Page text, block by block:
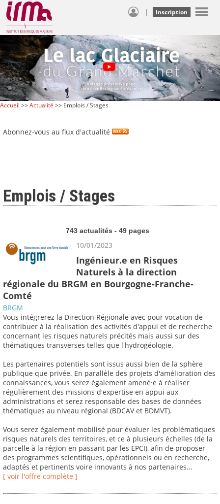
| Inscription
Accueil >>Actualité >> Emplois / Stages
Abonnez-vous au flux d'actualité
Emplois / Stages
743 actualités - 49 pages
10/01/2023
Ingénieur.e en Risques
Naturels à la direction
régionale du BRGM en Bourgogne-Franche-
Comté
BRGM
Vous intégrerez la Direction Régionale avec pour vocation de
contribuer à la réalisation des activités d'appui et de recherche
concernant les risques naturels précités mais aussi sur des
thématiques transverses telles que l'hydrogéologie.
Les partenaires potentiels sont issus aussi bien de la sphère
publique que privée. En parallèle des projets d'amélioration des
connaissances, vous serez également amené·e à réaliser
régulièrement des missions d'expertise en appui aux
administrations et serez responsable des bases de données
thématiques au niveau régional (BDCAV et BDMVT).
Vous serez également mobilisé pour évaluer les problématiques
risques naturels des territoires, et ce à plusieurs échelles (de la
parcelle à la région en passant par les EPCI), afin de proposer
des programmes scientifiques, opérationnels ou en recherche,
adaptés et pertinents voire innovants à nos partenaires...
[ voir l'offre complète ]